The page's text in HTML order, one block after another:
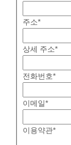
주소*
상세 주소*
전화번호*
이메일*
이용약관*